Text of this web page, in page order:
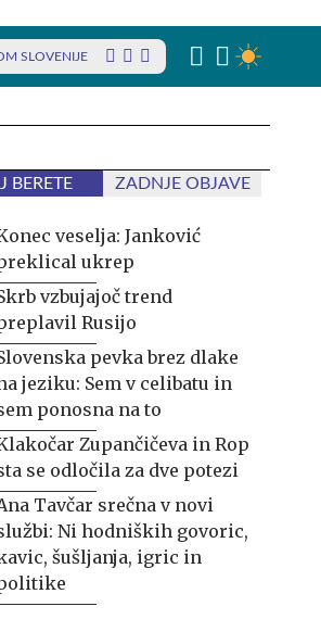
SLOVENIJE
BERETE ZADNJE OBJAVE
veselja: Janković
ukrep
vzbujajoč trend
Rusijo
pevka brez dlake
jeziku: Sem v celibatu in
ponosna na to
Zupančičeva in Rop
se odločila za dve potezi
Tavčar srečna v novi
Ni hodniških govoric,
šušljanja, igric in